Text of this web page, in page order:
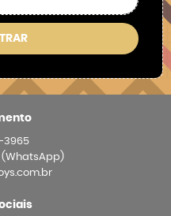
3965
(WhatsApp)